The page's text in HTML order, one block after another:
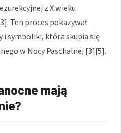
z X wieku
Ten proces pokazywał
symboliki, która skupia się
w Nocy Paschalnej [3][5].
mają